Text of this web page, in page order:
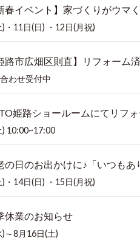
春イベント】家づくりがウマ
・11日(日) ・12日(月祝)
路市広畑区則直】リフォーム
わせ受付中
姫路ショールームにてリフ
10:00~17:00
の日のお出かけに♪「いつもあ
・14日(日) ・15日(月祝)
休業のお知らせ
～8月16日(土)